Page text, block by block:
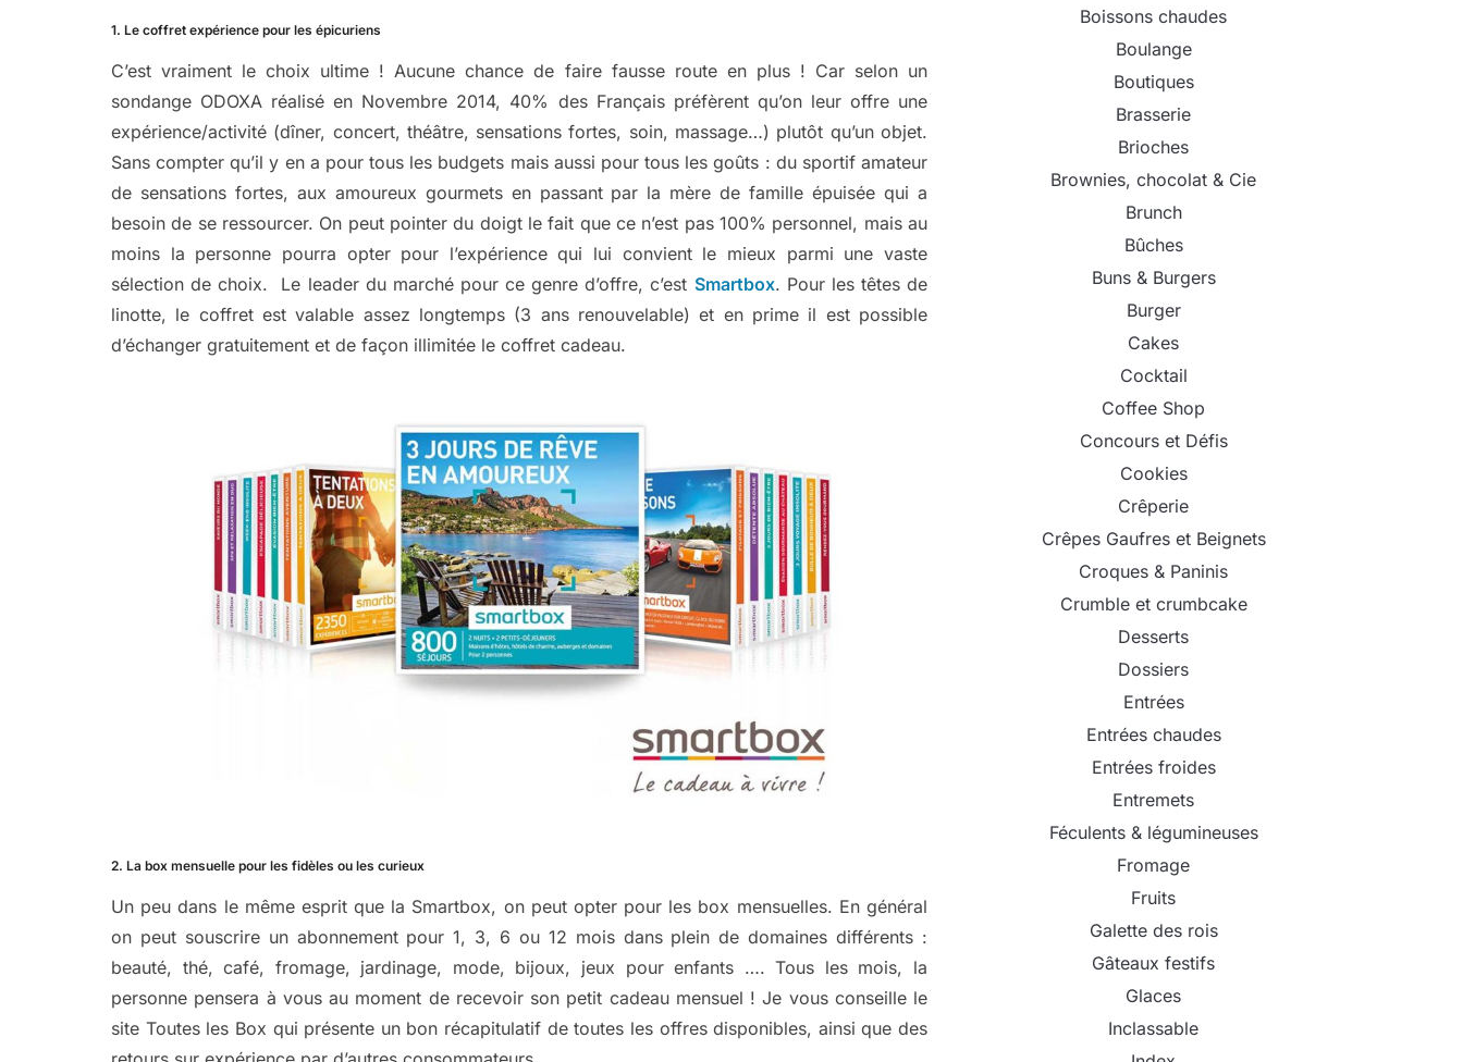
1. Le coffret expérience pour les épicuriens
C’est vraiment le choix ultime ! Aucune chance de faire fausse route en plus ! Car selon un
sondange ODOXA réalisé en Novembre 2014, 40% des Français préfèrent qu’on leur offre une
expérience/activité (dîner, concert, théâtre, sensations fortes, soin, massage…) plutôt qu’un objet.
Sans compter qu’il y en a pour tous les budgets mais aussi pour tous les goûts : du sportif amateur
de sensations fortes, aux amoureux gourmets en passant par la mère de famille épuisée qui a
besoin de se ressourcer. On peut pointer du doigt le fait que ce n’est pas 100% personnel, mais au
moins la personne pourra opter pour l’expérience qui lui convient le mieux parmi une vaste
sélection de choix. Le leader du marché pour ce genre d’offre, c’est Smartbox. Pour les têtes de
linotte, le coffret est valable assez longtemps (3 ans renouvelable) et en prime il est possible
d’échanger gratuitement et de façon illimitée le coffret cadeau.
2. La box mensuelle pour les fidèles ou les curieux
Un peu dans le même esprit que la Smartbox, on peut opter pour les box mensuelles. En général
on peut souscrire un abonnement pour 1, 3, 6 ou 12 mois dans plein de domaines différents :
beauté, thé, café, fromage, jardinage, mode, bijoux, jeux pour enfants …. Tous les mois, la
personne pensera à vous au moment de recevoir son petit cadeau mensuel ! Je vous conseille le
site Toutes les Box qui présente un bon récapitulatif de toutes les offres disponibles, ainsi que des
Boissons chaudes
Boulange
Boutiques
Brasserie
Brioches
Brownies, chocolat & Cie
Brunch
Bûches
Buns & Burgers
Burger
Cakes
Cocktail
Coffee Shop
Concours et Défis
Cookies
Crêperie
Crêpes Gaufres et Beignets
Croques & Paninis
Crumble et crumbcake
Desserts
Dossiers
Entrées
Entrées chaudes
Entrées froides
Entremets
Féculents & légumineuses
Fromage
Fruits
Galette des rois
Gâteaux festifs
Glaces
Inclassable